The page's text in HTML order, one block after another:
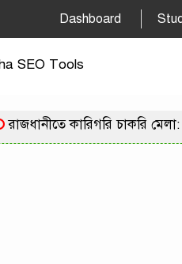
Dashboard
SEO Tools
কারিগরি চাকরি মেলা: ৩